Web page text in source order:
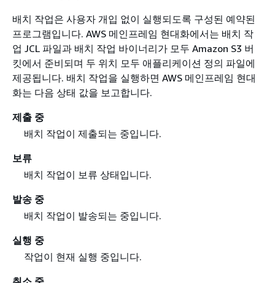
배치 작업은 사용자 개입 없이 실행되도록 구성된 예약된
프로그램입니다. AWS 메인프레임 현대화에서는 배치 작
업 JCL 파일과 배치 작업 바이너리가 모두 Amazon S3 버
킷에서 준비되며 두 위치 모두 애플리케이션 정의 파일에
제공됩니다. 배치 작업을 실행하면 AWS 메인프레임 현대
화는 다음 상태 값을 보고합니다.
제출 중
배치 작업이 제출되는 중입니다.
보류
배치 작업이 보류 상태입니다.
발송 중
배치 작업이 발송되는 중입니다.
실행 중
작업이 현재 실행 중입니다.